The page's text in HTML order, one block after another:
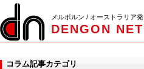
メルボルン / オーストラリア発
DENGON NET
コラム記事カテゴリ